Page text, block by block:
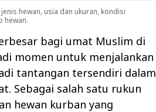
hewan, usia dan ukuran, kondisi
hewan.
bagi umat Muslim di
momen untuk menjalankan
tantangan tersendiri dalam
Sebagai salah satu rukun
hewan kurban yang